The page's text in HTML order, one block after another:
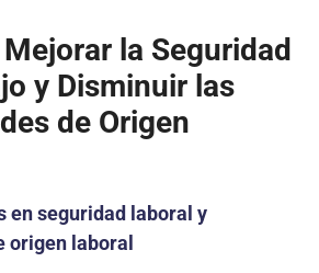
la Seguridad
y Disminuir las
de Origen
en seguridad laboral y
origen laboral